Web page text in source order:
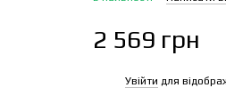
2 569 грн
Увійти для